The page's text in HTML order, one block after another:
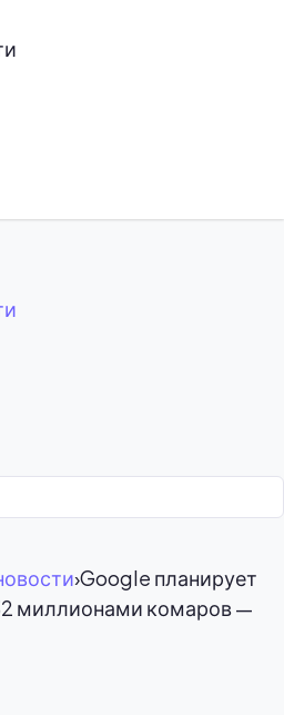
›Google планирует
миллионами комаров —